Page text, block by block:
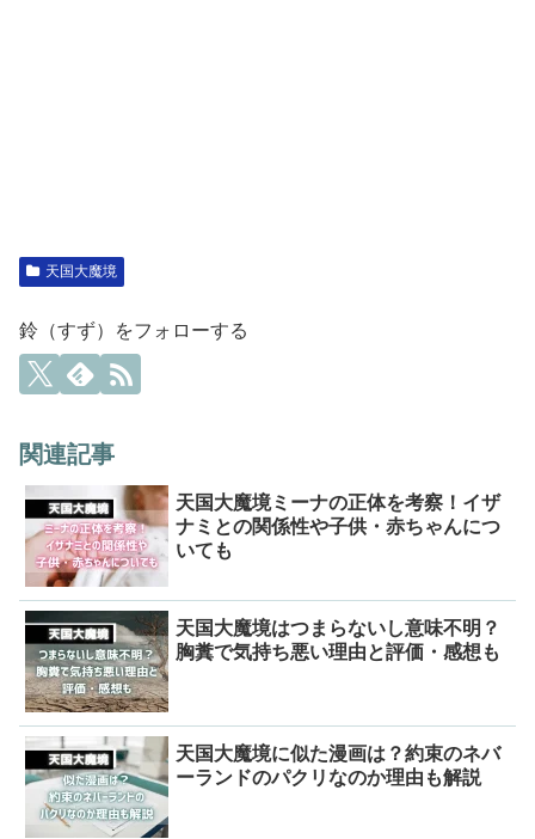
天国大魔境
鈴（すず）をフォローする
関連記事
天国大魔境ミーナの正体を考察！イザ
ナミとの関係性や子供・赤ちゃんにつ
いても
天国大魔境はつまらないし意味不明？
胸糞で気持ち悪い理由と評価・感想も
天国大魔境に似た漫画は？約束のネバ
ーランドのパクリなのか理由も解説